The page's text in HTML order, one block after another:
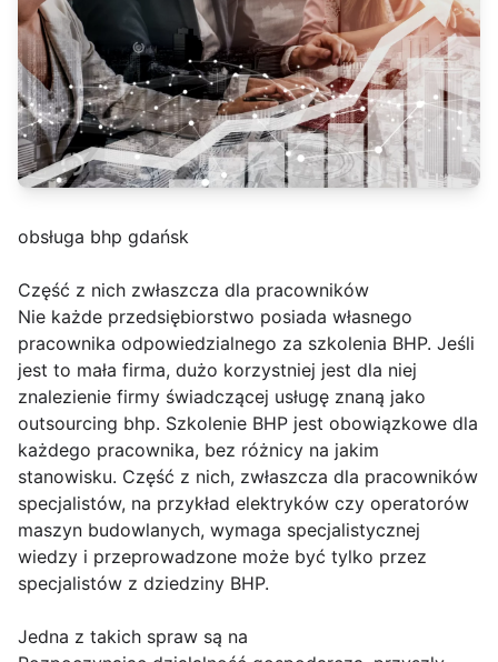
obsługa bhp gdańsk
Część z nich zwłaszcza dla pracowników
Nie każde przedsiębiorstwo posiada własnego
pracownika odpowiedzialnego za szkolenia BHP. Jeśli
jest to mała firma, dużo korzystniej jest dla niej
znalezienie firmy świadczącej usługę znaną jako
outsourcing bhp. Szkolenie BHP jest obowiązkowe dla
każdego pracownika, bez różnicy na jakim
stanowisku. Część z nich, zwłaszcza dla pracowników
specjalistów, na przykład elektryków czy operatorów
maszyn budowlanych, wymaga specjalistycznej
wiedzy i przeprowadzone może być tylko przez
specjalistów z dziedziny BHP.
Jedna z takich spraw są na